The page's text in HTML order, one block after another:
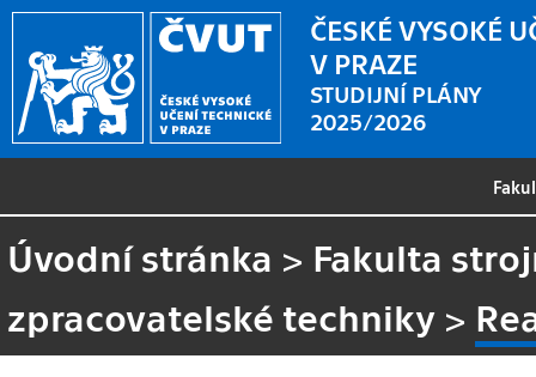
ČESKÉ VYSOKÉ
V PRAZE
STUDIJNÍ PLÁNY
2025/2026
Úvodní stránka > Fakulta
zpracovatelské techniky >